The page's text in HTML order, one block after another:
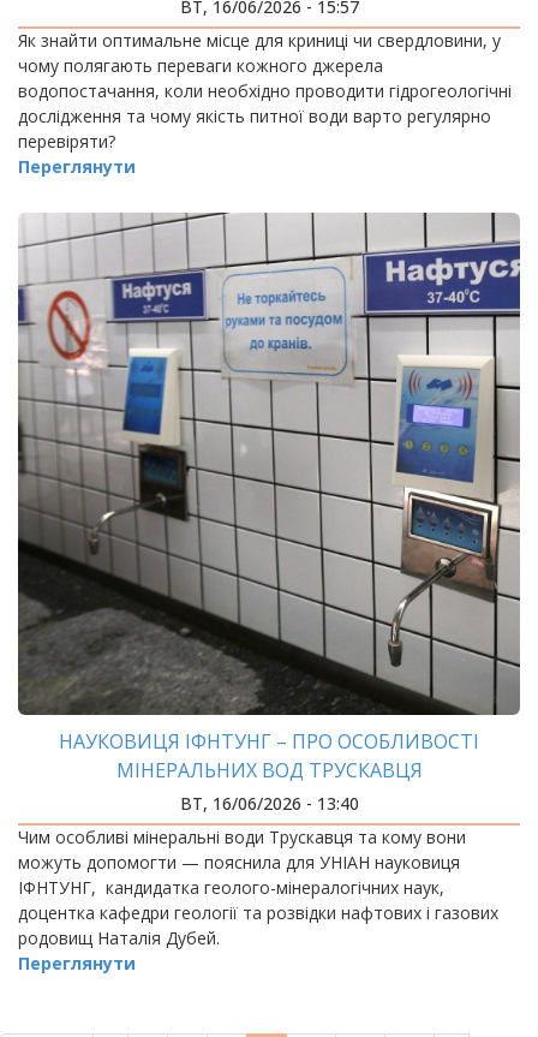
ВТ, 16/06/2026 - 15:57
Як знайти оптимальне місце для криниці чи свердловини, у
чому полягають переваги кожного джерела
водопостачання, коли необхідно проводити гідрогеологічні
дослідження та чому якість питної води варто регулярно
перевіряти?
Переглянути
НАУКОВИЦЯ ІФНТУНГ – ПРО ОСОБЛИВОСТІ
МІНЕРАЛЬНИХ ВОД ТРУСКАВЦЯ
ВТ, 16/06/2026 - 13:40
Чим особливі мінеральні води Трускавця та кому вони
можуть допомогти — пояснила для УНІАН науковиця
ІФНТУНГ, кандидатка геолого-мінералогічних наук,
доцентка кафедри геології та розвідки нафтових і газових
родовищ Наталія Дубей.
Переглянути